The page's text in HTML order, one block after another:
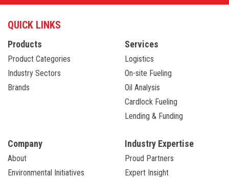
QUICK LINKS
Products
Product Categories
Industry Sectors
Brands
Services
Logistics
On-site Fueling
Oil Analysis
Cardlock Fueling
Lending & Funding
Company
About
Environmental Initiatives
Industry Expertise
Proud Partners
Expert Insight